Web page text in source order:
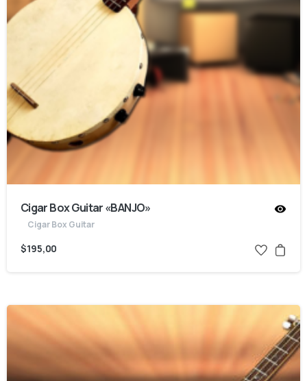
Cigar Box Guitar «BANJO»
Cigar Box Guitar
$195,00